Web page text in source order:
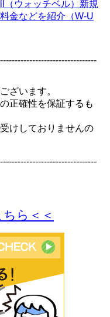
（ウォッチベル）新規
金などを紹介（W-U
ざいます。
正確性を保証するも
けしておりませんの
ら＜＜